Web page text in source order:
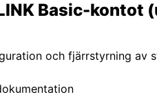
Basic-kontot
och fjärrstyrning av